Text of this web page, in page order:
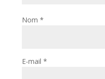
Nom *
E-mail *